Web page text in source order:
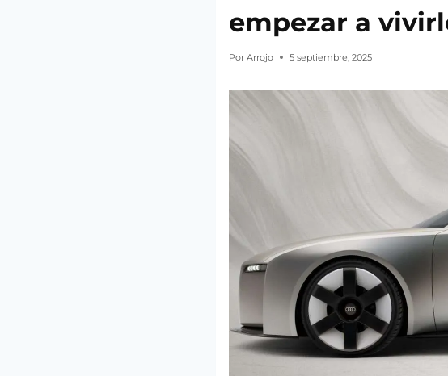
empezar a
Por Arrojo 5 septiembre, 2025